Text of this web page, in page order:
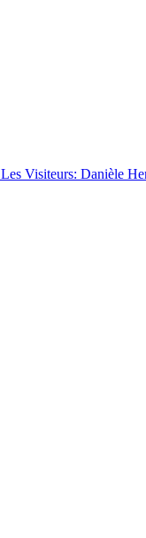
Les Visiteurs: Danièle